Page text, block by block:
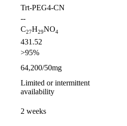
Trt-PEG4-CN
--
C27H29NO4
431.52
>95%
64,200/50mg
Limited or intermittent
availability
2 weeks